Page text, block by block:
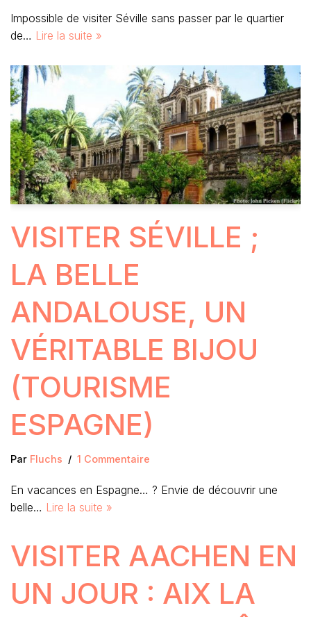
Impossible de visiter Séville sans passer par le quartier
de… Lire la suite »
VISITER SÉVILLE ;
LA BELLE
ANDALOUSE, UN
VÉRITABLE BIJOU
(TOURISME
ESPAGNE)
Par Fluchs 1 Commentaire
En vacances en Espagne… ? Envie de découvrir une
belle… Lire la suite »
VISITER AACHEN EN
UN JOUR : AIX LA